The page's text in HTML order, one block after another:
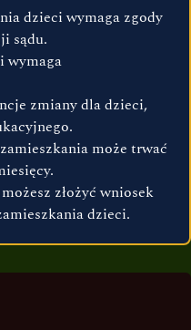
dzieci wymaga zgody
sądu.
wymaga
zmiany dla dzieci,
może trwać
złożyć wniosek
dzieci.